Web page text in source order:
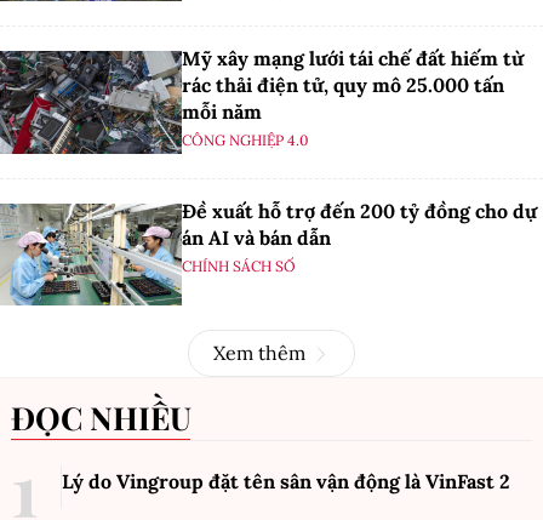
Mỹ xây mạng lưới tái chế đất hiếm từ
rác thải điện tử, quy mô 25.000 tấn
mỗi năm
CÔNG NGHIỆP 4.0
Đề xuất hỗ trợ đến 200 tỷ đồng cho dự
án AI và bán dẫn
CHÍNH SÁCH SỐ
Xem thêm
ĐỌC NHIỀU
Lý do Vingroup đặt tên sân vận động là VinFast 2